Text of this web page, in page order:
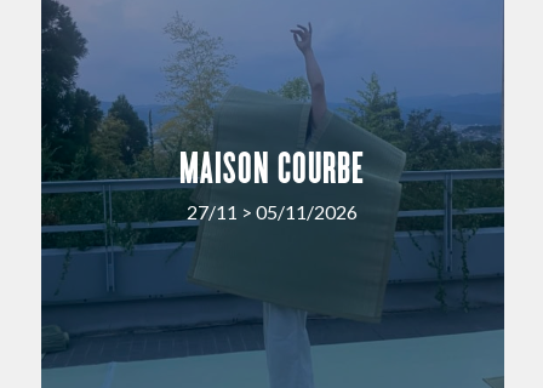
MAISON COURBE
27/11 > 05/11/2026